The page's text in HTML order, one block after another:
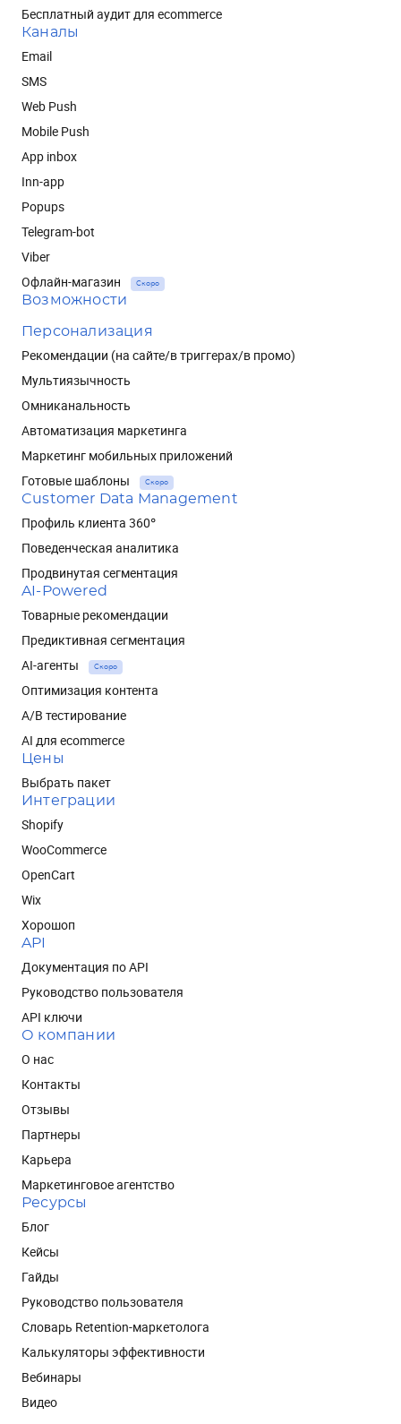
Бесплатный аудит для ecommerce
Каналы
Email
SMS
Web Push
Mobile Push
App inbox
Inn-app
Popups
Telegram-bot
Viber
Офлайн-магазин
Скоро
Возможности
Персонализация
Рекомендации (на сайте/в триггерах/в промо)
Мультиязычность
Омниканальность
Автоматизация маркетинга
Маркетинг мобильных приложений
Готовые шаблоны
Скоро
Customer Data Management
Профиль клиента 360°
Поведенческая аналитика
Продвинутая сегментация
AI-Powered
Товарные рекомендации
Предиктивная сегментация
AI-агенты
Скоро
Оптимизация контента
A/B тестирование
AI для ecommerce
Цены
Выбрать пакет
Интеграции
Shopify
WooCommerce
OpenCart
Wix
Хорошоп
API
Документация по API
Руководство пользователя
API ключи
О компании
О нас
Контакты
Отзывы
Партнеры
Карьера
Маркетинговое агентство
Ресурсы
Блог
Кейсы
Гайды
Руководство пользователя
Словарь Retention-маркетолога
Калькуляторы эффективности
Вебинары
Видео